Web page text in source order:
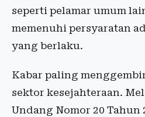
seperti pelamar umum
memenuhi persyaratan
yang berlaku.
Kabar paling
sektor kesejahteraan.
Undang Nomor 20 Tahun